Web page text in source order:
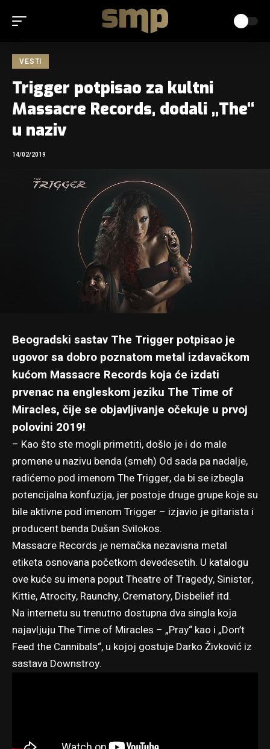
VESTI
Trigger potpisao za kultni
Massacre Records, dodali „The“
u naziv
14/02/2019
Beogradski sastav The Trigger potpisao je
ugovor sa dobro poznatom metal izdavačkom
kućom Massacre Records koja će izdati
prvenac na engleskom jeziku The Time of
Miracles, čije se objavljivanje očekuje u prvoj
polovini 2019!
– Kao što ste mogli primetiti, došlo je i do male
promene u nazivu benda (smeh) Od sada pa nadalje,
radićemo pod imenom The Trigger, da bi se izbegla
potencijalna konfuzija, jer postoje druge grupe koje su
bile aktivne pod imenom Trigger – izjavio je gitarista i
producent benda Dušan Svilokos.
Massacre Records je nemačka nezavisna metal
etiketa osnovana početkom devedesetih. U katalogu
ove kuće su imena poput Theatre of Tragedy, Sinister,
Kittie, Atrocity, Raunchy, Crematory, Disbelief itd.
Na internetu su trenutno dostupna dva singla koja
najavljuju The Time of Miracles – „Pray“ kao i „Don’t
Feed the Cannibals“, u kojoj gostuje Darko Živković iz
sastava Downstroy.